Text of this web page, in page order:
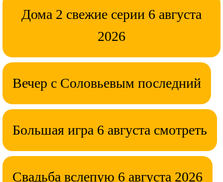
Дома 2 свежие серии 6 августа
2026
Вечер с Соловьевым последний
Большая игра 6 августа смотреть
Свадьба вслепую 6 августа 2026